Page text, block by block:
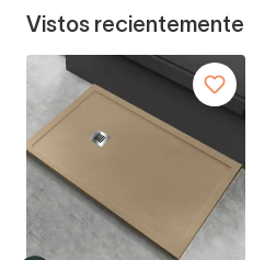
Vistos recientemente